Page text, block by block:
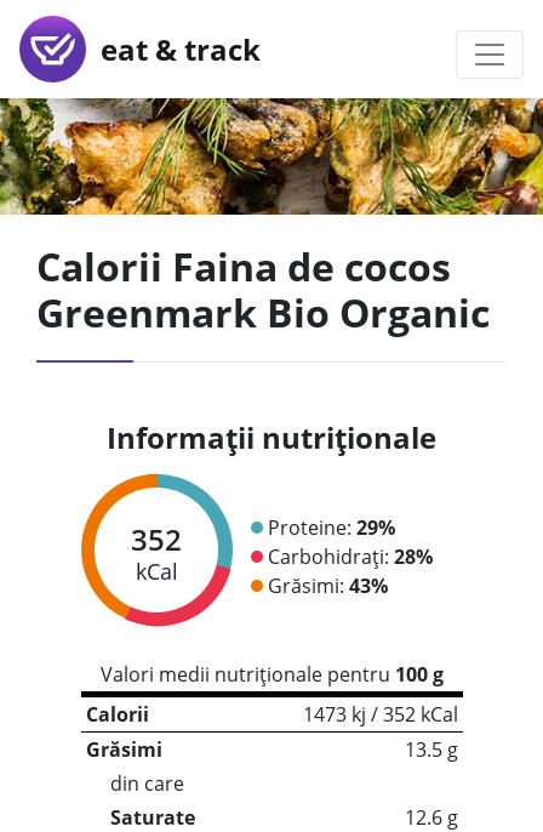
eat & track
Calorii Faina de cocos
Greenmark Bio Organic
Informații nutriționale
352
kCal
Proteine: 29%
Carbohidrați: 28%
Grăsimi: 43%
Valori medii nutriționale pentru 100 g
Calorii
1473 kj / 352 kCal
Grăsimi
13.5 g
din care
Saturate
12.6 g